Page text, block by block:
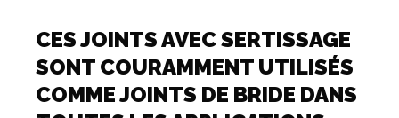
CES JOINTS AVEC SERTISSAGE
SONT COURAMMENT UTILISÉS
COMME JOINTS DE BRIDE DANS